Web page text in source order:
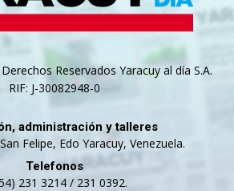
Reservados Yaracuy al día S.A.
RIF: J-30082948-0
administración y talleres
Felipe, Edo Yaracuy, Venezuela.
Telefonos
231 3214 / 231 0392.